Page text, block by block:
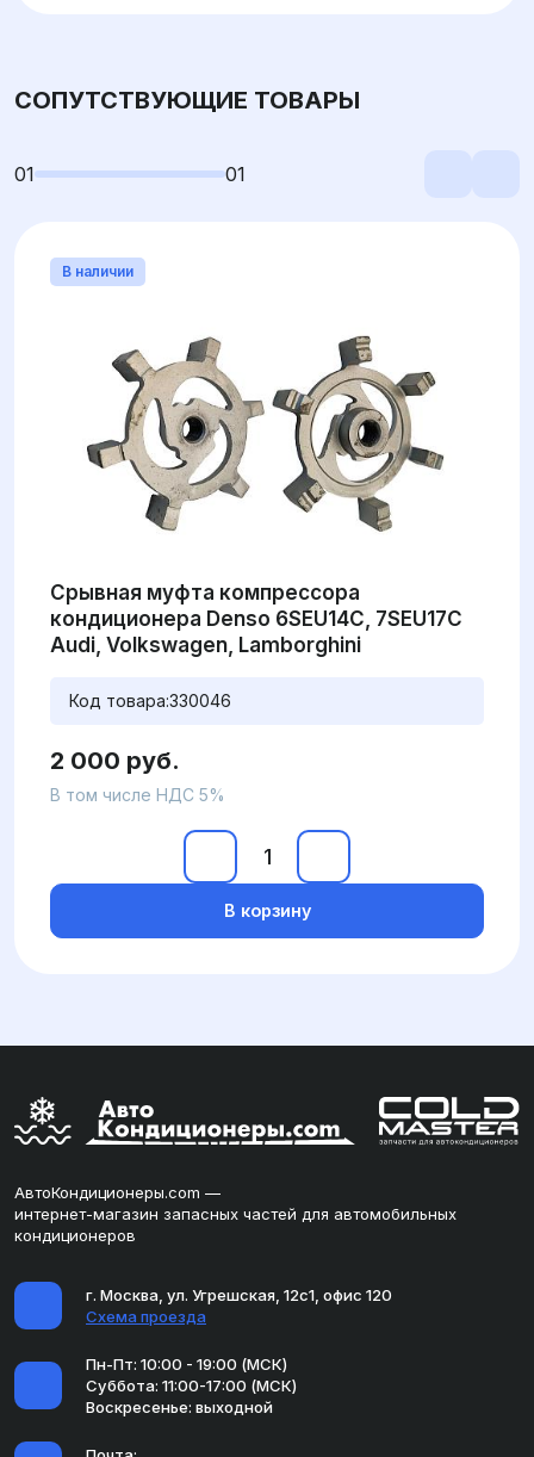
СОПУТСТВУЮЩИЕ ТОВАРЫ
01 01
В наличии
Срывная муфта компрессора
кондиционера Denso 6SEU14C, 7SEU17C
Audi, Volkswagen, Lamborghini
Код товара:330046
2 000 руб.
В том числе НДС 5%
В корзину
АвтоКондиционеры.com —
интернет-магазин запасных частей для автомобильных
кондиционеров
г. Москва, ул. Угрешская, 12с1, офис 120
Схема проезда
Пн-Пт: 10:00 - 19:00 (МСК)
Суббота: 11:00-17:00 (МСК)
Воскресенье: выходной